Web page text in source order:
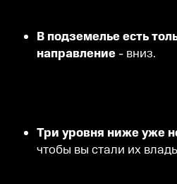
В подземелье есть
направление- вниз.
Три уровня ниже уже
чтобы вы стали их